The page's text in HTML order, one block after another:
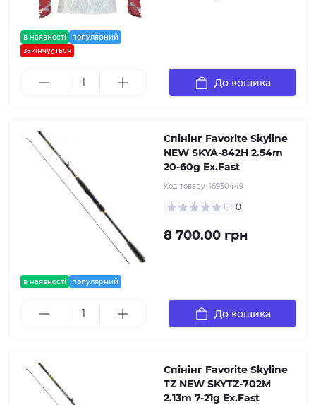
в наявності
популярний
закінчується
До кошика
в наявності популярний
Спінінг Favorite Skyline
NEW SKYA-842H 2.54m
20-60g Ex.Fast
Код товару: 16930449
0
8 700.00 грн
До кошика
Спінінг Favorite Skyline
TZ NEW SKYTZ-702M
2.13m 7-21g Ex.Fast